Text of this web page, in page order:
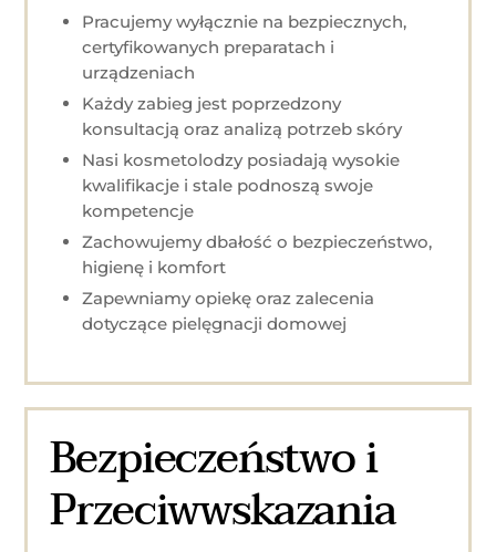
Pracujemy wyłącznie na bezpiecznych,
certyfikowanych preparatach i
urządzeniach
Każdy zabieg jest poprzedzony
konsultacją oraz analizą potrzeb skóry
Nasi kosmetolodzy posiadają wysokie
kwalifikacje i stale podnoszą swoje
kompetencje
Zachowujemy dbałość o bezpieczeństwo,
higienę i komfort
Zapewniamy opiekę oraz zalecenia
dotyczące pielęgnacji domowej
Bezpieczeństwo i
Przeciwwskazania